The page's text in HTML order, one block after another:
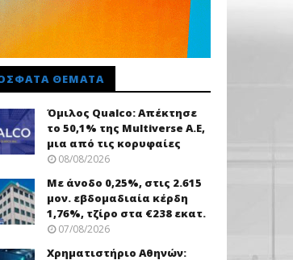
ΘΈΜΑΤΑ
Όμιλος Qualco: Απέκτησε
το 50,1% της Multiverse A.E,
μια από τις κορυφαίες
08/08/2026
Με άνοδο 0,25%, στις 2.615
μον. εβδομαδιαία κέρδη
1,76%, τζίρο στα €238 εκατ.
07/08/2026
Χρηματιστήριο Αθηνών: